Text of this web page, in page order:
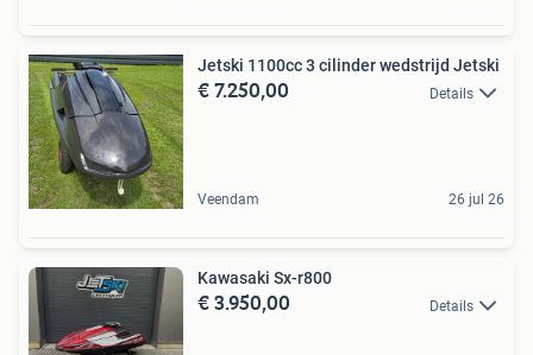
Jetski 1100cc 3 cilinder wedstrijd Jetski
€ 7.250,00 Details
Veendam 26 jul 26
Kawasaki Sx-r800
€ 3.950,00 Details